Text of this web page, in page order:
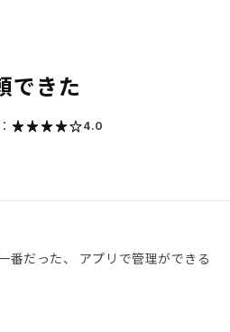
できた
4.0
番だった、 アプリで管理ができる